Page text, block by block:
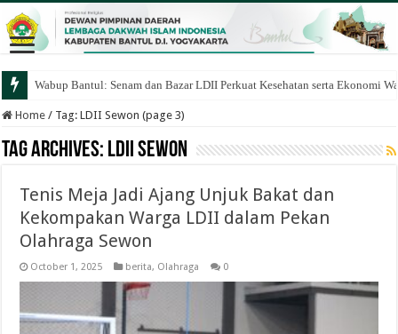
Wabup Bantul: Senam dan Bazar LDII Perkuat Kesehatan serta Ekonomi
Home / Tag:LDII Sewon (page 3)
Tag Archives: LDII Sewon
Tenis Meja Jadi Ajang Unjuk Bakat dan
Kekompakan Warga LDII dalam Pekan
Olahraga Sewon
October 1, 2025 berita, Olahraga 0